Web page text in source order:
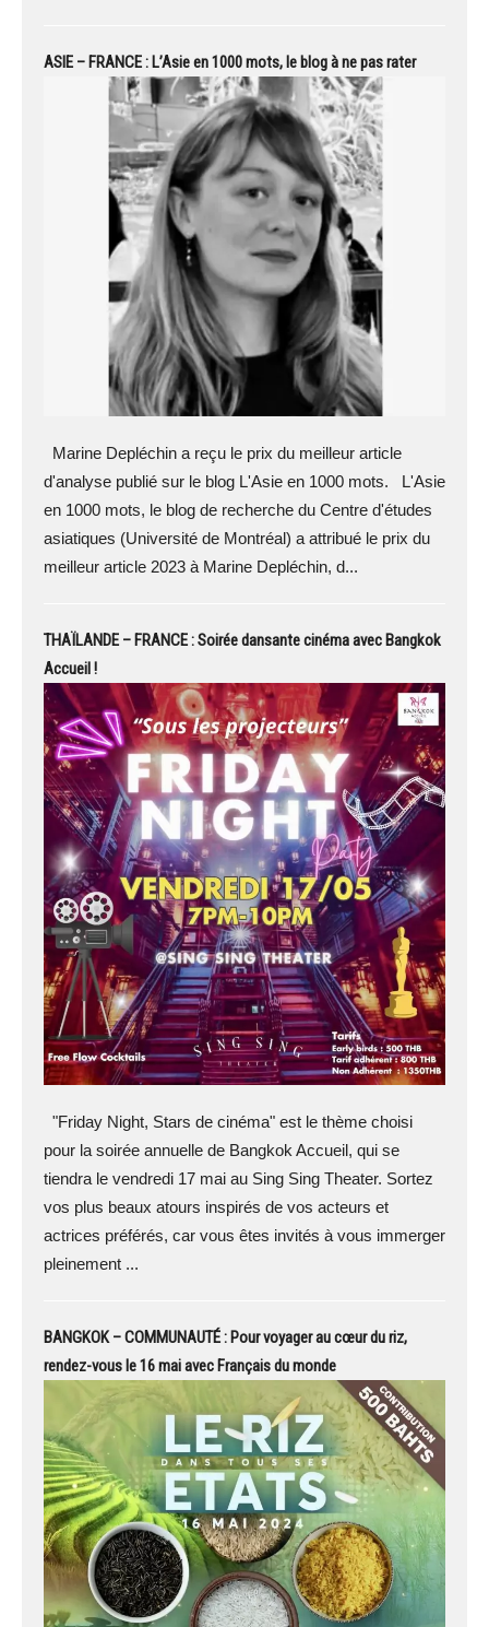
ASIE – FRANCE : L’Asie en 1000 mots, le blog à ne pas rater
Marine Depléchin a reçu le prix du meilleur article
d'analyse publié sur le blog L'Asie en 1000 mots. L'Asie
en 1000 mots, le blog de recherche du Centre d'études
asiatiques (Université de Montréal) a attribué le prix du
meilleur article 2023 à Marine Depléchin, d...
THAÏLANDE – FRANCE : Soirée dansante cinéma avec Bangkok
Accueil !
"Friday Night, Stars de cinéma" est le thème choisi
pour la soirée annuelle de Bangkok Accueil, qui se
tiendra le vendredi 17 mai au Sing Sing Theater. Sortez
vos plus beaux atours inspirés de vos acteurs et
actrices préférés, car vous êtes invités à vous immerger
pleinement ...
BANGKOK – COMMUNAUTÉ : Pour voyager au cœur du riz,
rendez-vous le 16 mai avec Français du monde